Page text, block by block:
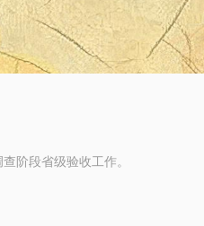
阶段省级验收工作。